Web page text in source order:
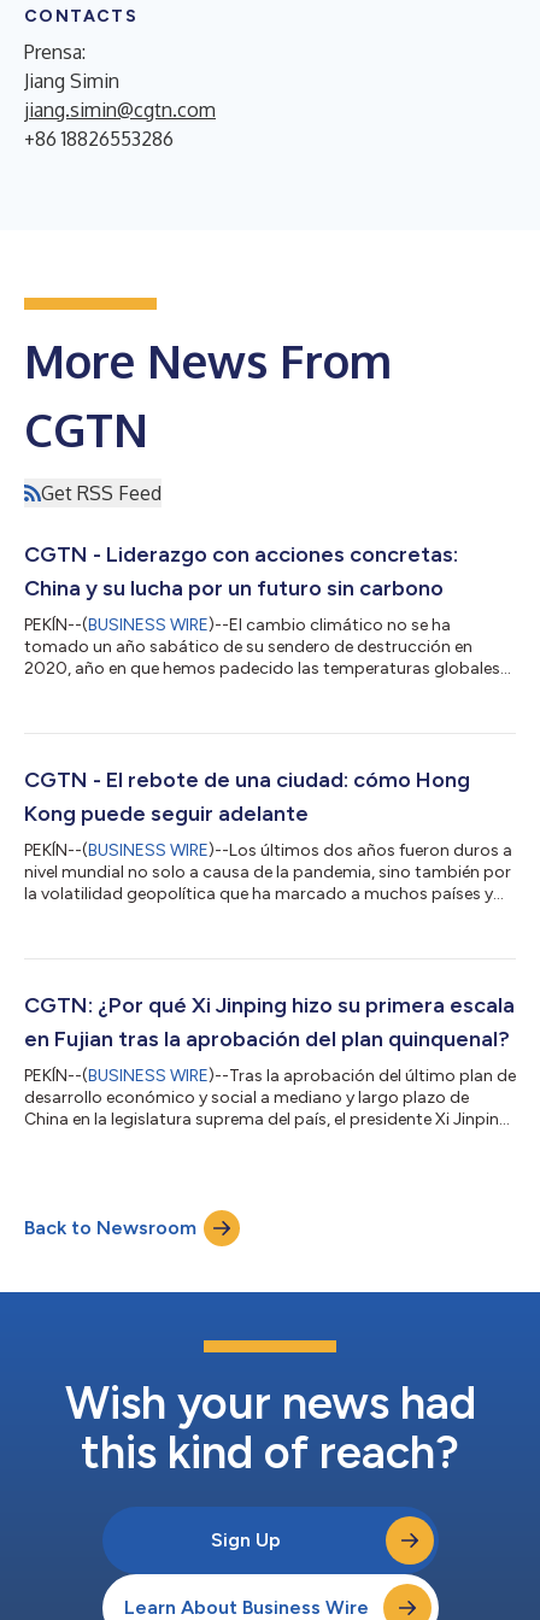
CONTACTS
Prensa:
Jiang Simin
jiang.simin@cgtn.com
+86 18826553286
More News From
CGTN
Get RSS Feed
CGTN - Liderazgo con acciones concretas:
China y su lucha por un futuro sin carbono
PEKÍN--(BUSINESS WIRE)--El cambio climático no se ha
tomado un año sabático de su sendero de destrucción en
2020, año en que hemos padecido las temperaturas globales
especies. Es en este contexto que el presidente China, Xi
canciller alemana, Angela Merkel, mantuvieron una reunión
CGTN - El rebote de una ciudad: cómo Hong
Kong puede seguir adelante
PEKÍN--(BUSINESS WIRE)--Los últimos dos años fueron duros a
nivel mundial no solo a causa de la pandemia, sino también por
la volatilidad geopolítica que ha marcado a muchos países y
regresa lentamente a la normalidad, los problemas que la
cabeza. La breve historia de la ciudad está bien documentada;
su humilde indust...
CGTN: ¿Por qué Xi Jinping hizo su primera escala
en Fujian tras la aprobación del plan quinquenal?
PEKÍN--(BUSINESS WIRE)--Tras la aprobación del último plan de
desarrollo económico y social a mediano y largo plazo de
China en la legislatura suprema del país, el presidente Xi Jinping
Wuyishan durante la inspección demuestran la importancia que
concede al desarrollo ecológico y limpio, que también s...
Back to Newsroom
Wish your news had
this kind of reach?
Sign Up
Learn About Business Wire